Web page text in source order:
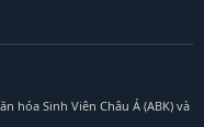
hóa Sinh Viên Châu Á (ABK) và